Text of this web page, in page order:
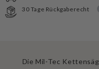
30 Tage Rückgaberecht
Die Mil-Tec